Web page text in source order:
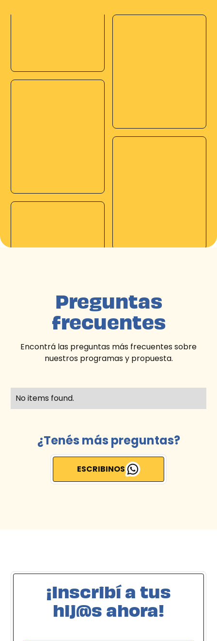
Preguntas
frecuentes
Encontrá las preguntas más frecuentes sobre
nuestros programas y propuesta.
No items found.
¿Tenés más preguntas?
ESCRIBINOS
¡Inscribí a tus
hij@s ahora!